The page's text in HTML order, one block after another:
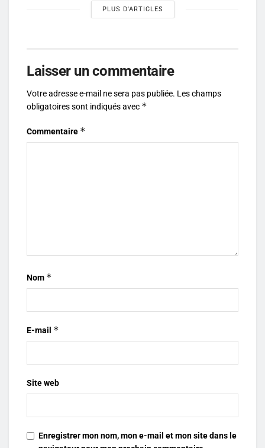
PLUS D'ARTICLES
Laisser un commentaire
Votre adresse e-mail ne sera pas publiée. Les champs
obligatoires sont indiqués avec *
Commentaire *
Nom *
E-mail *
Site web
Enregistrer mon nom, mon e-mail et mon site dans le